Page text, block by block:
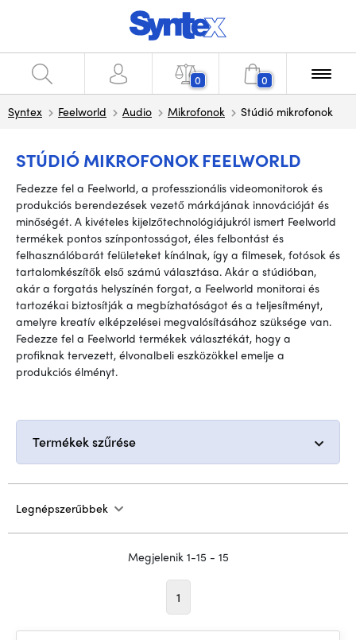
0 0
Syntex Feelworld Audio Mikrofonok Stúdió mikrofonok
STÚDIÓ MIKROFONOK FEELWORLD
Fedezze fel a Feelworld, a professzionális videomonitorok és
produkciós berendezések vezető márkájának innovációját és
minőségét. A kivételes kijelzőtechnológiájukról ismert Feelworld
termékek pontos színpontosságot, éles felbontást és
felhasználóbarát felületeket kínálnak, így a filmesek, fotósok és
tartalomkészítők első számú választása. Akár a stúdióban,
akár a forgatás helyszínén forgat, a Feelworld monitorai és
tartozékai biztosítják a megbízhatóságot és a teljesítményt,
amelyre kreatív elképzelései megvalósításához szüksége van.
Fedezze fel a Feelworld termékek választékát, hogy a
profiknak tervezett, élvonalbeli eszközökkel emelje a
produkciós élményt.
Termékek szűrése
Legnépszerűbbek
Megjelenik 1-15 - 15
1